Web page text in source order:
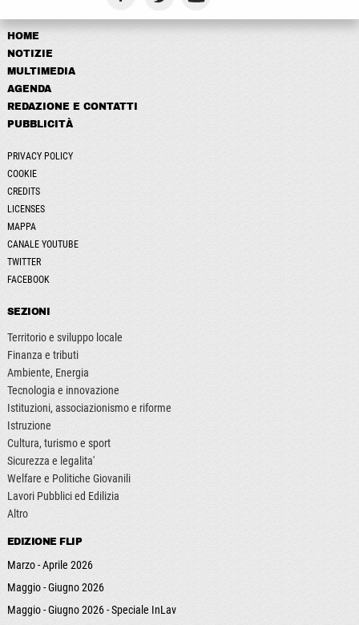
HOME
NOTIZIE
MULTIMEDIA
AGENDA
REDAZIONE E CONTATTI
PUBBLICITÀ
PRIVACY POLICY
COOKIE
CREDITS
LICENSES
MAPPA
CANALE YOUTUBE
TWITTER
FACEBOOK
SEZIONI
Territorio e sviluppo locale
Finanza e tributi
Ambiente, Energia
Tecnologia e innovazione
Istituzioni, associazionismo e riforme
Istruzione
Cultura, turismo e sport
Sicurezza e legalita'
Welfare e Politiche Giovanili
Lavori Pubblici ed Edilizia
Altro
EDIZIONE FLIP
Marzo - Aprile 2026
Maggio - Giugno 2026
Maggio - Giugno 2026 - Speciale InLav